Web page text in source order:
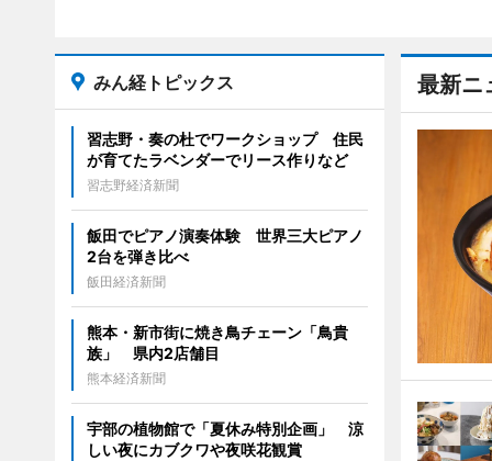
最新ニ
みん経トピックス
習志野・奏の杜でワークショップ 住民
が育てたラベンダーでリース作りなど
習志野経済新聞
飯田でピアノ演奏体験 世界三大ピアノ
2台を弾き比べ
飯田経済新聞
熊本・新市街に焼き鳥チェーン「鳥貴
族」 県内2店舗目
熊本経済新聞
宇部の植物館で「夏休み特別企画」 涼
しい夜にカブクワや夜咲花観賞